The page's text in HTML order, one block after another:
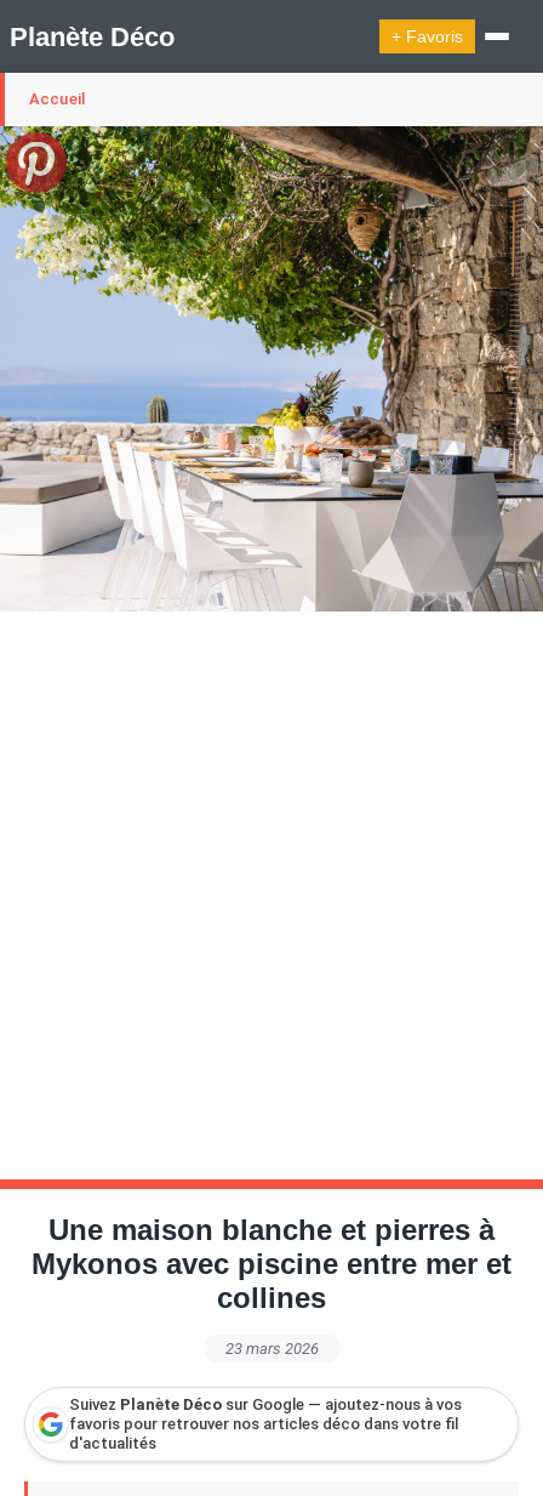
Planète Déco + Favoris
🛍︎ Shop Planète Déco ℹ︎ À propos
Appartement Design Cabanes
Decoration Noël
Design Suédois En Quelques Photos
Idées Déco En 10 Photos
La Semaine Décoration Et Design
Méli-Mélo Suédois
Publi Reportage
La Décoration Selon Votre Signe Astrologique
Les Trouvailles Déco Du Jour
Loft
Maison Appartement Écologique
Maison Container/container House
Maison D'hôtes
Maison Et Appartement Vintage
On Décode La Déco
Piscine Question De Style
Renovation
Revue De Week End
Tiny House
Accueil
Une maison blanche et pierres à
Mykonos avec piscine entre mer et
collines
23 mars 2026
Suivez Planète Déco sur Google — ajoutez-nous à vos
favoris pour retrouver nos articles déco dans votre fil
d'actualités